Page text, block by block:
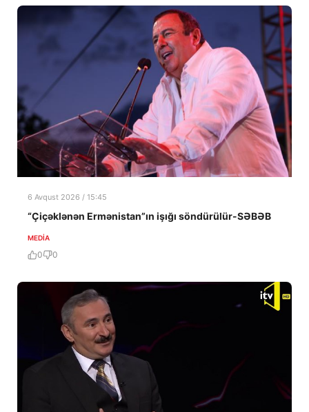
6 Avqust 2026 / 15:45
“Çiçəklənən Ermənistan”ın işığı söndürülür-SƏBƏB
MEDİA
0 0